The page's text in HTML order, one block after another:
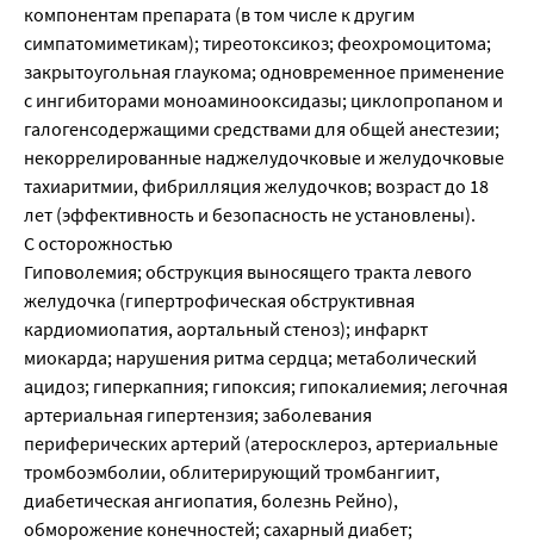
компонентам препарата (в том числе к другим
симпатомиметикам); тиреотоксикоз; феохромоцитома;
закрытоугольная глаукома; одновременное применение
с ингибиторами моноаминооксидазы; циклопропаном и
галогенсодержащими средствами для общей анестезии;
некоррелированные наджелудочковые и желудочковые
тахиаритмии, фибрилляция желудочков; возраст до 18
лет (эффективность и безопасность не установлены).
С осторожностью
Гиповолемия; обструкция выносящего тракта левого
желудочка (гипертрофическая обструктивная
кардиомиопатия, аортальный стеноз); инфаркт
миокарда; нарушения ритма сердца; метаболический
ацидоз; гиперкапния; гипоксия; гипокалиемия; легочная
артериальная гипертензия; заболевания
периферических артерий (атеросклероз, артериальные
тромбоэмболии, облитерирующий тромбангиит,
диабетическая ангиопатия, болезнь Рейно),
обморожение конечностей; сахарный диабет;